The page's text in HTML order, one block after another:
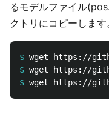
るモデルファイル
クトリにコピーします
$ wget https://
$ wget https://
$ wget https://